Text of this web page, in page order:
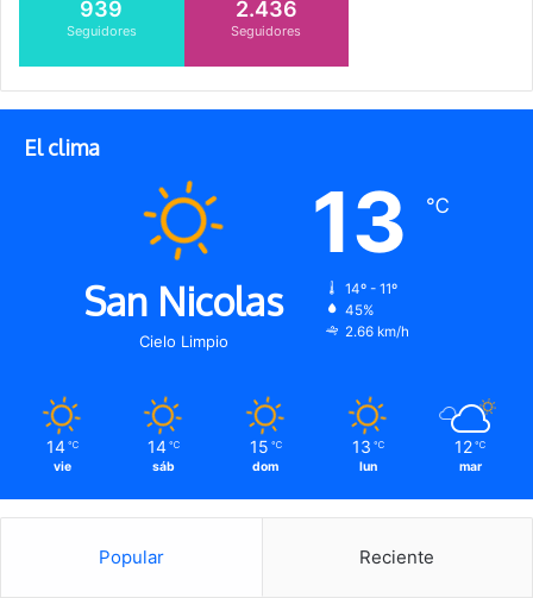
939
Seguidores
2.436
Seguidores
El clima
San Nicolas
Cielo Limpio
13 ℃
14º - 11º
45%
2.66 km/h
14 ℃
vie
14 ℃
sáb
15 ℃
dom
13 ℃
lun
12 ℃
mar
Popular Reciente